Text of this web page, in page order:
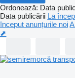
Ordonează: Data
Data publicării La
început anunțurile noi
⬈